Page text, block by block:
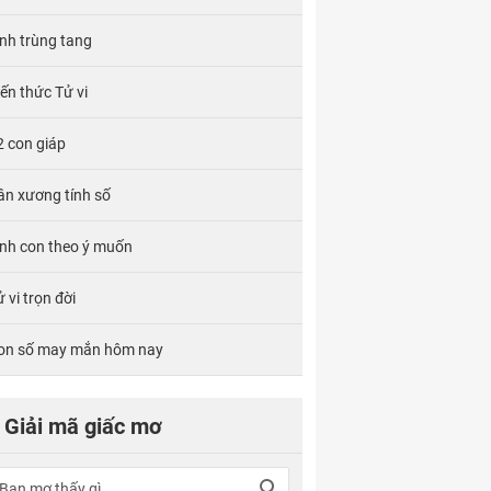
trùng tang
thức Tử vi
con giáp
xương tính số
con theo ý muốn
vi trọn đời
số may mắn hôm nay
Giải mã giấc mơ